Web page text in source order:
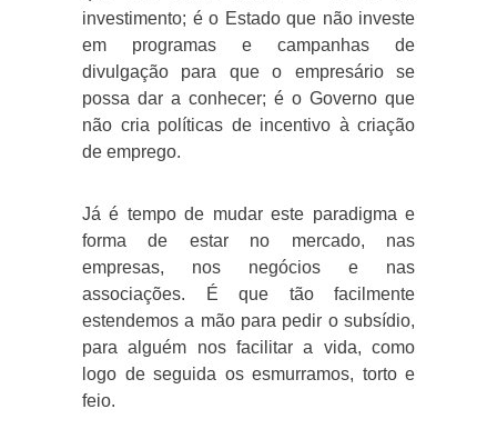
investimento; é o Estado que não investe
em programas e campanhas de
divulgação para que o empresário se
possa dar a conhecer; é o Governo que
não cria políticas de incentivo à criação
de emprego.
Já é tempo de mudar este paradigma e
forma de estar no mercado, nas
empresas, nos negócios e nas
associações. É que tão facilmente
estendemos a mão para pedir o subsídio,
para alguém nos facilitar a vida, como
logo de seguida os esmurramos, torto e
feio.